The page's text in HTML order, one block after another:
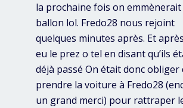
la prochaine fois on
ballon lol. Fredo28 nous rejoint
quelques minutes après. Et
eu le prez o tel en disant qu’ils
déjà passé On était donc obliger
prendre la voiture à Fredo28
un grand merci) pour rattraper